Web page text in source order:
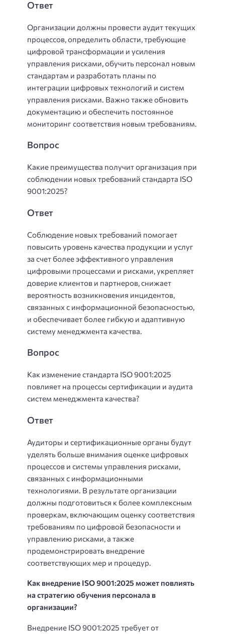
Ответ
Организации должны провести аудит текущих
процессов, определить области, требующие
цифровой трансформации и усиления
управления рисками, обучить персонал новым
стандартам и разработать планы по
интеграции цифровых технологий и систем
управления рисками. Важно также обновить
документацию и обеспечить постоянное
мониторинг соответствия новым требованиям.
Вопрос
Какие преимущества получит организация при
соблюдении новых требований стандарта ISO
9001:2025?
Ответ
Соблюдение новых требований помогает
повысить уровень качества продукции и услуг
за счет более эффективного управления
цифровыми процессами и рисками, укрепляет
доверие клиентов и партнеров, снижает
вероятность возникновения инцидентов,
связанных с информационной безопасностью,
и обеспечивает более гибкую и адаптивную
систему менеджмента качества.
Вопрос
Как изменение стандарта ISO 9001:2025
повлияет на процессы сертификации и аудита
систем менеджмента качества?
Ответ
Аудиторы и сертификационные органы будут
уделять больше внимания оценке цифровых
процессов и системы управления рисками,
связанных с информационными
технологиями. В результате организации
должны подготовиться к более комплексным
проверкам, включающим оценку соответствия
требованиям по цифровой безопасности и
управлению рисками, а также
продемонстрировать внедрение
соответствующих мер и процедур.
Как внедрение ISO 9001:2025 может повлиять
на стратегию обучения персонала в
организации?
Внедрение ISO 9001:2025 требует от